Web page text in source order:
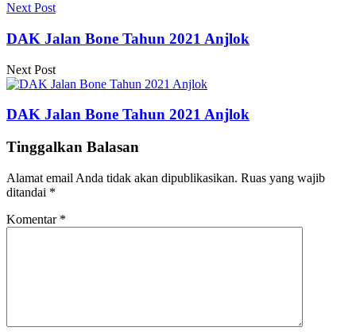
Next Post
DAK Jalan Bone Tahun 2021 Anjlok
Next Post
DAK Jalan Bone Tahun 2021 Anjlok
Tinggalkan Balasan
Alamat email Anda tidak akan dipublikasikan. Ruas yang wajib
ditandai *
Komentar *